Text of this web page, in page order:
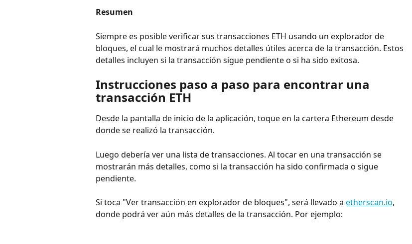
Resumen
Siempre es posible verificar sus transacciones ETH usando un explorador de
bloques, el cual le mostrará muchos detalles útiles acerca de la transacción. Estos
detalles incluyen si la transacción sigue pendiente o si ha sido exitosa.
Instrucciones paso a paso para encontrar una
transacción ETH
Desde la pantalla de inicio de la aplicación, toque en la cartera Ethereum desde
donde se realizó la transacción.
Luego debería ver una lista de transacciones. Al tocar en una transacción se
mostrarán más detalles, como si la transacción ha sido confirmada o sigue
pendiente.
Si toca "Ver transacción en explorador de bloques", será llevado a etherscan.io,
donde podrá ver aún más detalles de la transacción. Por ejemplo: